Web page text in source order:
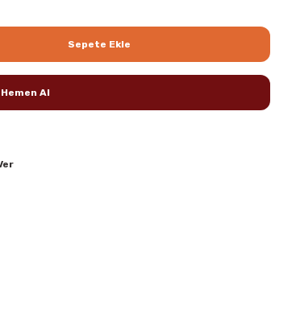
Sepete Ekle
Hemen Al